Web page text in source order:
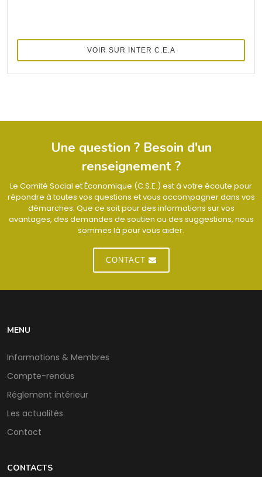
VOIR SUR INTER C.E.A
Une question ? Besoin d'un
renseignement ?
Le Comité Social et Économique (C.S.E.) est à votre écoute pour
répondre à toutes vos questions et vous accompagner dans vos
démarches. Que ce soit pour des informations sur vos
avantages, des demandes de soutien ou des suggestions, nous
sommes là pour vous aider.
CONTACT
MENU
Informations & Membres
Compte-rendus
Réglement intérieur
Les actualités
Contact
CONTACTS